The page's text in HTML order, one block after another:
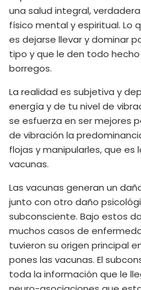
una salud integral,
físico mental y espiritual. Lo
es dejarse llevar y dominar
tipo y que le den todo
borregos.
La realidad es subjetiva y
energía y de tu nivel de
se esfuerza en ser mejores
de vibración la
flojas y manipularles, que es
vacunas.
Las vacunas generan un
junto con otro daño
subconsciente. Bajo estos
muchos casos de
tuvieron su origen principal
pones las vacunas. El
toda la información que le